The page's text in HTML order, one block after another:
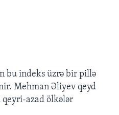
bu indeks üzrə bir pillə
Mehman Əliyev qeyd
qeyri-azad ölkələr